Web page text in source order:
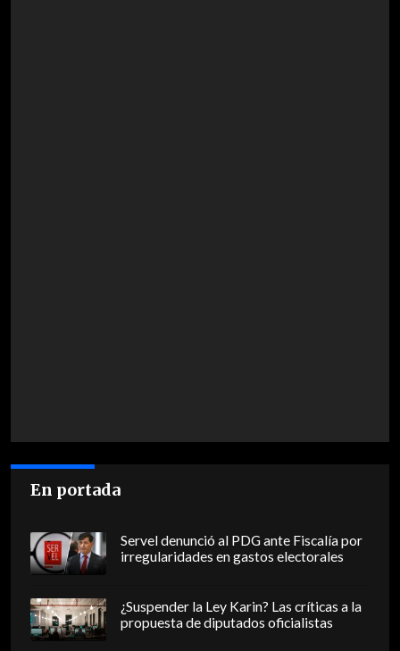
En portada
Servel denunció al PDG ante Fiscalía por
irregularidades en gastos electorales
¿Suspender la Ley Karin? Las críticas a la
propuesta de diputados oficialistas